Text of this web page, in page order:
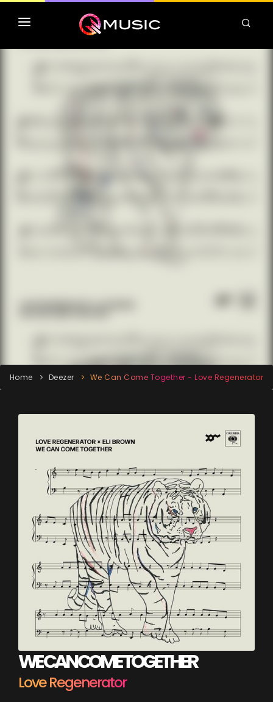
TOP MP3 ITUNES
Home Deezer We Can Come Together - Love Regenerator
WE CAN COME TOGETHER
Love Regenerator